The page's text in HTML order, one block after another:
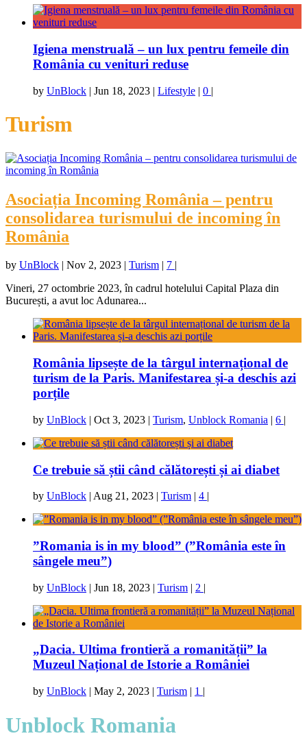
Igiena menstruală – un lux pentru femeile din
România cu venituri reduse
by UnBlock | Jun 18, 2023 | Lifestyle | 0 |
Turism
Asociația Incoming România – pentru
consolidarea turismului de incoming în
România
by UnBlock | Nov 2, 2023 | Turism | 7 |
Vineri, 27 octombrie 2023, în cadrul hotelului Capital Plaza din
București, a avut loc Adunarea...
România lipsește de la târgul internațional de
turism de la Paris. Manifestarea și-a deschis azi
porțile
by UnBlock | Oct 3, 2023 | Turism, Unblock Romania | 6 |
Ce trebuie să știi când călătorești și ai diabet
by UnBlock | Aug 21, 2023 | Turism | 4 |
”Romania is in my blood” (”România este în
sângele meu”)
by UnBlock | Jun 18, 2023 | Turism | 2 |
„Dacia. Ultima frontieră a romanității” la
Muzeul Național de Istorie a României
by UnBlock | May 2, 2023 | Turism | 1 |
Unblock Romania